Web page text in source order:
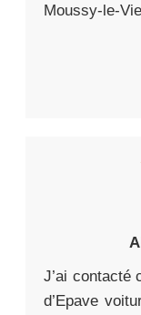
Moussy-le-
J’ai contacté
d’Epave